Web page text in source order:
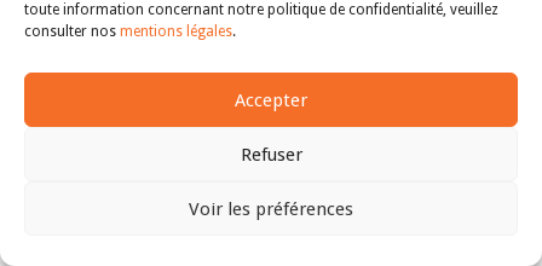
toute information concernant notre politique de confidentialité, veuillez
consulter nos mentions légales.
Accepter
Refuser
Voir les préférences
Enfin, en ce qui concerne l’examen du comportement
antérieur du consommateur
permettant au juge de déterminer si le consommateur
peut légitimement s’attendre à une certaine protection de
sa vie privée[58]. La jurisprudence de la Cour européenne
des droits de l’Homme est constante à cet égard. Ainsi, si
divulgué des informations la concernant et s’est déjà